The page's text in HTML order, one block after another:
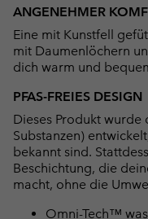
ANGENEHMER
Eine mit Kunstfell
mit Daumenlöchern
dich warm und
PFAS-FREIES DESIGN
Dieses Produkt wurde
Substanzen)
bekannt sind.
Beschichtung, die
macht, ohne die
Omni-Tech™